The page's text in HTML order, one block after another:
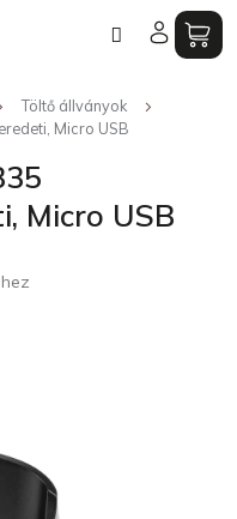
Töltő állványok
Micro USB
Micro USB